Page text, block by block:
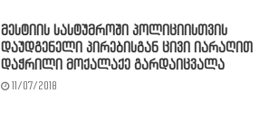
მესტიის სასტუმროში პოლიციისთვის
დაუდგენელი პირებისგან ცივი იარაღით
დაჭრილი მოქალაქე გარდაიცვალა
11/07/2018